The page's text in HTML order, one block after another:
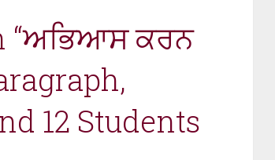
“ਅਭਿਆਸ ਕਰਨ
12 Students